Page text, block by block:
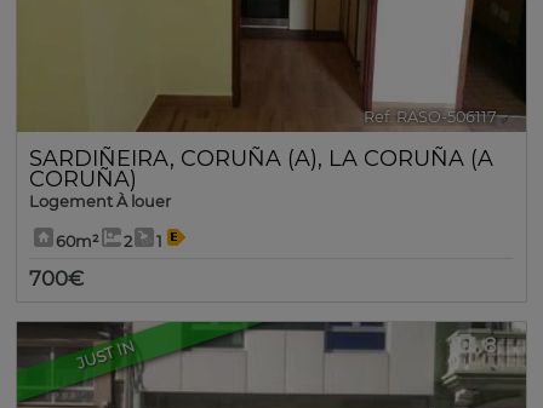
Ref. RASO-506117 🔗
SARDIÑEIRA, CORUÑA (A), LA CORUÑA (A
CORUÑA)
Logement À louer
60m² 2 1
700€
JUST IN 8